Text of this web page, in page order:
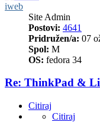
iweb
Site Admin
Postovi: 4641
Pridružen/a: 07
Spol: M
OS: fedora 34
Re: ThinkPad &
Citiraj
Citiraj